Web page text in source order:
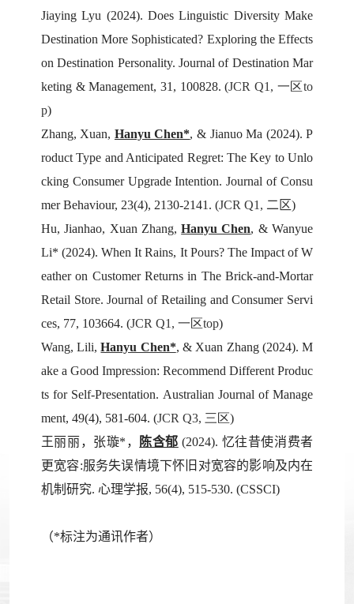
Jiaying Lyu (2024). Does Linguistic Diversity Make
Destination More Sophisticated? Exploring the Effects
on Destination Personality. Journal of Destination Mar
keting & Management, 31, 100828. (JCR Q1, 一区to
p)
Zhang, Xuan, Hanyu Chen*, & Jianuo Ma (2024). P
roduct Type and Anticipated Regret: The Key to Unlo
cking Consumer Upgrade Intention. Journal of Consu
mer Behaviour, 23(4), 2130-2141. (JCR Q1, 二区)
Hu,Jianhao, Xuan Zhang,Hanyu Chen, & Wanyue
Li* (2024). When It Rains, It Pours? The Impact of W
eather on Customer Returns in The Brick-and-Mortar
Retail Store. Journal of Retailing and Consumer Servi
ces, 77, 103664. (JCR Q1, 一区top)
Wang, Lili,Hanyu Chen*, & Xuan Zhang (2024). M
ake a Good Impression: Recommend Different Produc
ts for Self-Presentation. Australian Journal of Manage
ment, 49(4), 581-604. (JCR Q3, 三区)
王丽丽，张璇* ， 陈含郁 (2024). 忆往昔使消费者
更宽容:服务失误情境下怀旧对宽容的影响及内在
机制研究. 心理学报, 56(4), 515-530. (CSSCI)
（*标注为通讯作者）